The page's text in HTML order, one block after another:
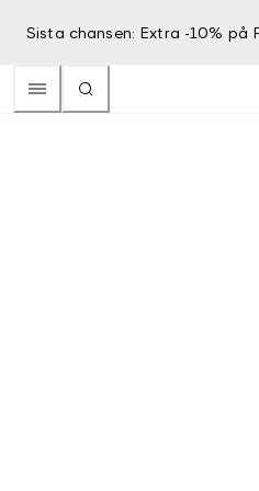
Sista chansen: Extra -10% på